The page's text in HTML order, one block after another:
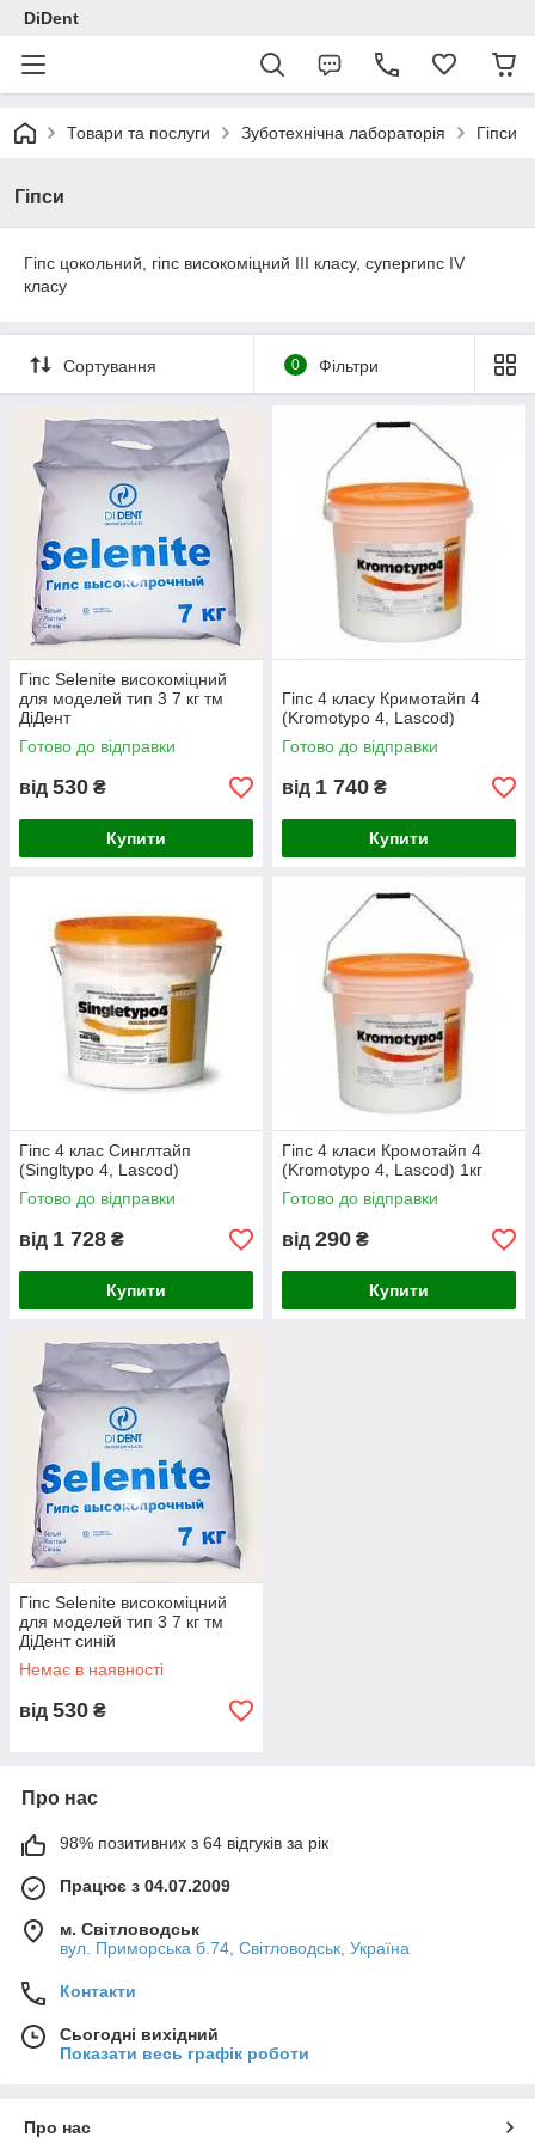
DiDent
Товари та послуги Зуботехнічна лабораторія Гіпси
Гіпси
Гіпс цокольний, гіпс високоміцний III класу, супергипс IV
класу
Сортування 0 Фільтри
Гіпс Selenite високоміцний
для моделей тип 3 7 кг тм
ДіДент
Готово до відправки
від 530 ₴
Купити
Гіпс 4 класу Кримотайп 4
(Kromotypo 4, Lascod)
Готово до відправки
від 1 740 ₴
Купити
Гіпс 4 клас Синглтайп
(Singltypo 4, Lascod)
Готово до відправки
від 1 728 ₴
Купити
Гіпс 4 класи Кромотайп 4
(Kromotypo 4, Lascod) 1кг
Готово до відправки
від 290 ₴
Купити
Гіпс Selenite високоміцний
для моделей тип 3 7 кг тм
ДіДент синій
Немає в наявності
від 530 ₴
Про нас
98% позитивних з 64 відгуків за рік
Працює з 04.07.2009
м. Світловодськ
вул. Приморська б.74, Світловодськ, Україна
Контакти
Сьогодні вихідний
Показати весь графік роботи
Про нас